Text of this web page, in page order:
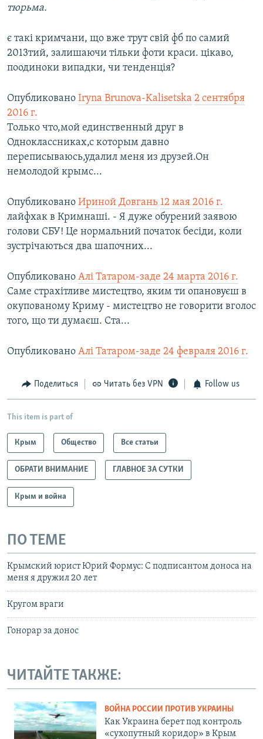
тюрьма.
є такі кримчани, що вже трут свій фб по самий
2013тий, залишаючи тільки фоти краси. цікаво,
поодиноки випадки, чи тенденція?
Опубликовано Iryna Brunova-Kalisetska 2 сентября
2016 г.
Только что,мой единственный друг в
Одноклассниках,с которым давно
переписываюсь,удалил меня из друзей.Он
немолодой крымс...
Опубликовано Ириной Довгань 12 мая 2016 г.
лайфхак в Кримнаші. - Я дуже обурений заявою
голови СБУ! Це нормальний початок бесіди, коли
зустрічаються два шапочних...
Опубликовано Алі Татаром-заде 24 марта 2016 г.
Саме страхітливе мистецтво, яким ти опановуєш в
окупованому Криму - мистецтво не говорити вголос
того, що ти думаєш. Ста...
Опубликовано Алі Татаром-заде 24 февраля 2016 г.
Поделиться Читать без VPN Follow us
This item is part of
Крым Общество Все статьи
ОБРАТИ ВНИМАНИЕ ГЛАВНОЕ ЗА СУТКИ
Крым и война
ПО ТЕМЕ
Крымский юрист Юрий Формус: С подписантом доноса на
меня я дружил 20 лет
Кругом враги
Гонорар за донос
ЧИТАЙТЕ ТАКЖЕ:
ВОЙНА РОССИИ ПРОТИВ УКРАИНЫ
Как Украина берет под контроль
«сухопутный коридор» в Крым